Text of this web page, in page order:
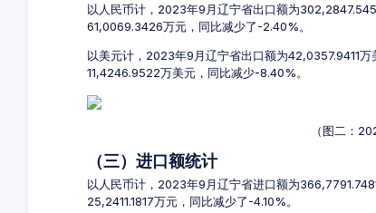
以人民币计，2023年9月辽宁省出口额为
61,0069.3426万元，同比减少了-2.40%。
以美元计，2023年9月辽宁省出口额为42,0357.9411
11,4246.9522万美元，同比减少-8.40%。
（图二：
（三）进口额统计
以人民币计，2023年9月辽宁省进口额为
25,2411.1817万元，同比减少了-4.10%。